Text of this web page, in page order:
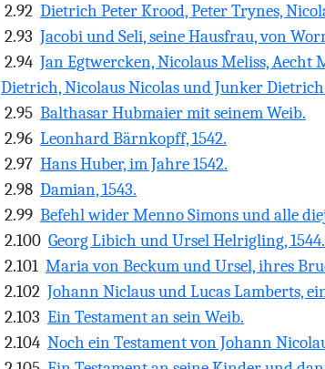
2.92 Dietrich Peter Krood, Peter Trynes,
2.93 Jacobi und Seli, seine Hausfrau, von
2.94 Jan Egtwercken, Nicolaus Meliss,
Dietrich, Nicolaus Nicolas und Junker
2.95 Balthasar Hubmaier mit seinem Weib.
2.96 Leonhard Bärnkopff, 1542.
2.97 Hans Huber, im Jahre 1542.
2.98 Damian, 1543.
2.99 Befehl wider Menno Simons und alle
2.100 Georg Libich und Ursel Helrigling, 1544.
2.101 Maria von Beckum und Ursel, ihres
2.102 Johann Niclaus und Lucas Lamberts,
2.103 Ein Testament an sein Weib.
2.104 Noch ein Testament von Johann